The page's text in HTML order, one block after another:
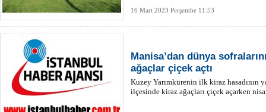
16 Mart 2023 Perşembe 11:53
Manisa’dan dünya
ağaçlar çiçek açtı
Kuzey Yarımkürenin ilk kiraz hasadının
ilçesinde kiraz ağaçları çiçek açarken